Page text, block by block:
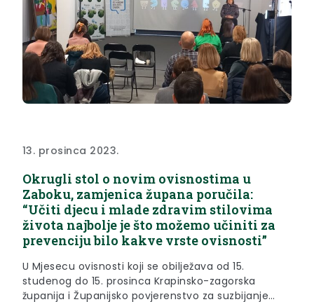
13. prosinca 2023.
Okrugli stol o novim ovisnostima u
Zaboku, zamjenica župana poručila:
“Učiti djecu i mlade zdravim stilovima
života najbolje je što možemo učiniti za
prevenciju bilo kakve vrste ovisnosti”
U Mjesecu ovisnosti koji se obilježava od 15.
studenog do 15. prosinca Krapinsko-zagorska
županija i Županijsko povjerenstvo za suzbijanje